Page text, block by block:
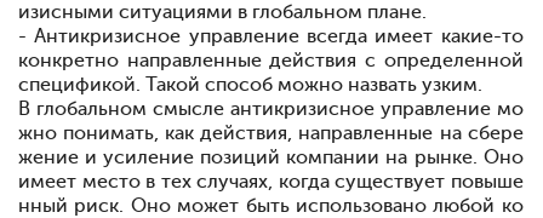
изисными ситуациями в глобальном плане.
- Антикризисное управление всегда имеет какие-то
конкретно направленные действия с определенной
спецификой. Такой способ можно назвать узким.
В глобальном смысле антикризисное управление мо
жно понимать, как действия, направленные на сбере
жение и усиление позиций компании на рынке. Оно
имеет место в тех случаях, когда существует повыше
нный риск. Оно может быть использовано любой ко